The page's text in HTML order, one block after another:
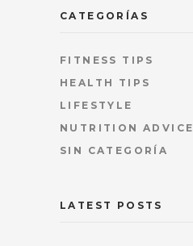
CATEGORÍAS
FITNESS TIPS
HEALTH TIPS
LIFESTYLE
NUTRITION ADVICE
SIN CATEGORÍA
LATEST POSTS